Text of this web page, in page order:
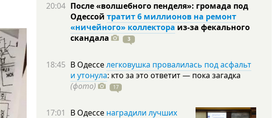
20:04 После «волшебного пенделя»: громада под
Одессой тратит 6 миллионов на ремонт
«ничейного» коллектора из-за фекального
скандала
3
18:45 В Одесселегковушка провалилась под асфальт
и утонула: кто за это ответит — пока загадка
(фото)
17
17:01 В Одессе наградили лучших